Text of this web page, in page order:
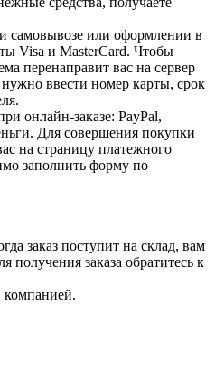
самовывозе или оформлении в
Visa и MasterCard. Чтобы
перенаправит вас на сервер
ввести номер карты, срок
онлайн-заказе: PayPal,
Для совершения покупки
на страницу платежного
заполнить форму по
заказ поступит на склад, вам
получения заказа обратитесь к
компанией.